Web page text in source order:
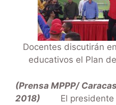
Docentes discutirán
educativos el Plan
(Prensa MPPP/
2018) El